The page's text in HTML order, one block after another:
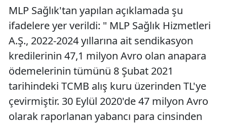
MLP Sağlık'tan yapılan açıklamada şu
ifadelere yer verildi: " MLP Sağlık Hizmetleri
A.Ş., 2022-2024 yıllarına ait sendikasyon
kredilerinin 47,1 milyon Avro olan anapara
ödemelerinin tümünü 8 Şubat 2021
tarihindeki TCMB alış kuru üzerinden TL'ye
çevirmiştir. 30 Eylül 2020'de 47 milyon Avro
olarak raporlanan yabancı para cinsinden